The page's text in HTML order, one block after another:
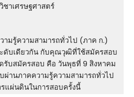
ชาเศรษฐศาสตร์
มรู้ความสามารถทั่วไป (ภาค ก.)
ะดับเดียวกัน กับคุณวุฒิที่ใช้สมัครสอบ
รับสมัครสอบ คือ วันพุธที่ 9 สิงหาคม
ผ่านภาคความรู้ความสามารถทั่วไป
แผ่นดินในการสอบครั้งนี้